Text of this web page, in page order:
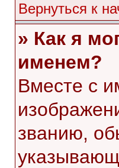
Вернуться к
» Как я
именем?
Вместе с
званию,